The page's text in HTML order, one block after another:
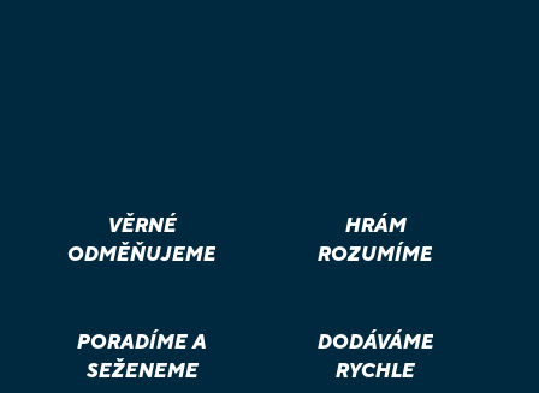
VĚRNÉ
ODMĚŇUJEME
HRÁM
ROZUMÍME
PORADÍME A
SEŽENEME
DODÁVÁME
RYCHLE